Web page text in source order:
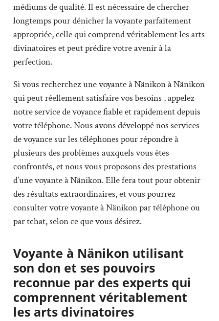
médiums de qualité. Il est nécessaire de chercher
longtemps pour dénicher la voyante parfaitement
appropriée, celle qui comprend véritablement les arts
divinatoires et peut prédire votre avenir à la
perfection.
Si vous recherchez une voyante à Nänikon à Nänikon
qui peut réellement satisfaire vos besoins , appelez
notre service de voyance fiable et rapidement depuis
votre téléphone. Nous avons développé nos services
de voyance sur les téléphones pour répondre à
plusieurs des problèmes auxquels vous êtes
confrontés, et nous vous proposons des prestations
d’une voyante à Nänikon. Elle fera tout pour obtenir
des résultats extraordinaires, et vous pourrez
consulter votre voyante à Nänikon par téléphone ou
par tchat, selon ce que vous désirez.
Voyante à Nänikon utilisant
son don et ses pouvoirs
reconnue par des experts qui
comprennent véritablement
les arts divinatoires